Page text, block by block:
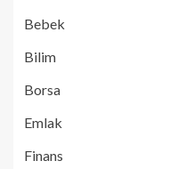
Bebek
Bilim
Borsa
Emlak
Finans